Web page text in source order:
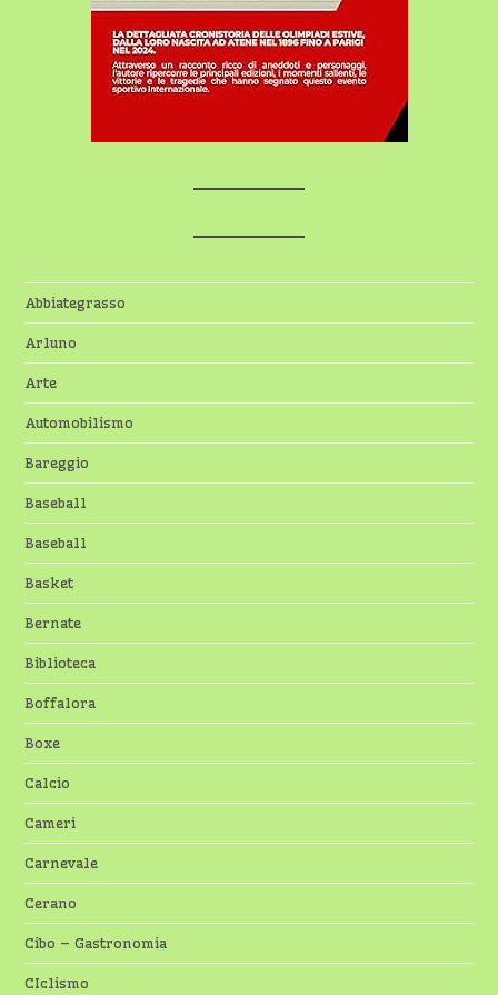
Abbiategrasso
Arluno
Arte
Automobilismo
Bareggio
Baseball
Baseball
Basket
Bernate
Biblioteca
Boffalora
Boxe
Calcio
Cameri
Carnevale
Cerano
Cibo – Gastronomia
CIclismo